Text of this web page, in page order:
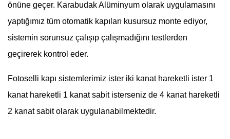
önüne geçer. Karabudak Alüminyum olarak uygulamasını
yaptığımız tüm otomatik kapıları kusursuz monte ediyor,
sistemin sorunsuz çalışıp çalışmadığını testlerden
geçirerek kontrol eder.
Fotoselli kapı sistemlerimiz ister iki kanat hareketli ister 1
kanat hareketli 1 kanat sabit isterseniz de 4 kanat hareketli
2 kanat sabit olarak uygulanabilmektedir.